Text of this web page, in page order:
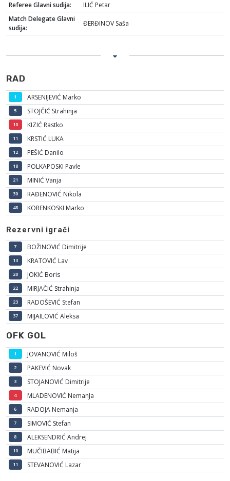
Referee Glavni sudija:
ILIĆ Petar
Match Delegate Glavni
sudija:
ĐERĐINOV Saša
RAD
1 ARSENIJEVIĆ Marko
5 STOJČIĆ Strahinja
10 KIZIĆ Rastko
11 KRSTIĆ LUKA
12 PEŠIĆ Danilo
18 POLKAPOSKI Pavle
21 MINIĆ Vanja
30 RAĐENOVIĆ Nikola
48 KORENKOSKI Marko
Rezervni igrači
7 BOŽINOVIĆ Dimitrije
13 KRATOVIĆ Lav
20 JOKIĆ Boris
22 MIRJAČIĆ Strahinja
23 RADOŠEVIĆ Stefan
37 MIJAILOVIĆ Aleksa
OFK GOL
1 JOVANOVIĆ Miloš
2 PAKEVIĆ Novak
3 STOJANOVIĆ Dimitrije
4 MLADENOVIĆ NemanJa
6 RADOJA Nemanja
7 SIMOVIĆ Stefan
8 ALEKSENDRIĆ Andrej
10 MUČIBABIĆ Matija
11 STEVANOVIĆ Lazar